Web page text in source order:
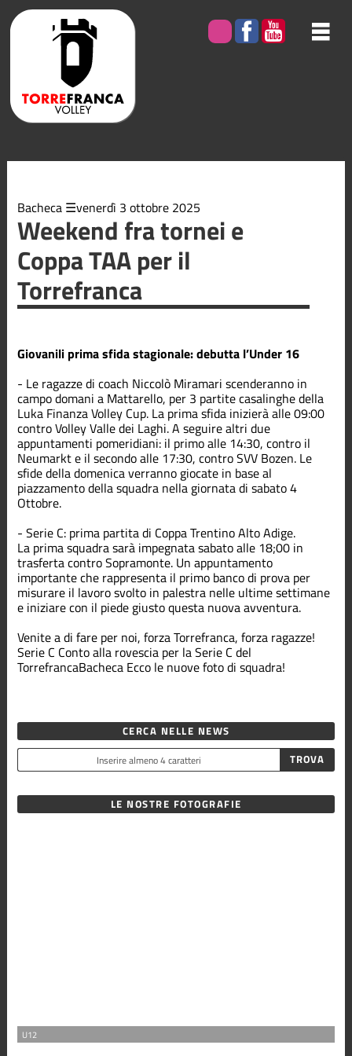
Bacheca venerdì 3 ottobre 2025
Weekend fra tornei e
Coppa TAA per il
Torrefranca
Giovanili prima sfida stagionale: debutta l’Under 16
- Le ragazze di coach Niccolò Miramari scenderanno in
campo domani a Mattarello, per 3 partite casalinghe della
Luka Finanza Volley Cup. La prima sfida inizierà alle 09:00
contro Volley Valle dei Laghi. A seguire altri due
appuntamenti pomeridiani: il primo alle 14:30, contro il
Neumarkt e il secondo alle 17:30, contro SVV Bozen. Le
sfide della domenica verranno giocate in base al
piazzamento della squadra nella giornata di sabato 4
Ottobre.
- Serie C: prima partita di Coppa Trentino Alto Adige.
La prima squadra sarà impegnata sabato alle 18;00 in
trasferta contro Sopramonte. Un appuntamento
importante che rappresenta il primo banco di prova per
misurare il lavoro svolto in palestra nelle ultime settimane
e iniziare con il piede giusto questa nuova avventura.
Venite a di fare per noi, forza Torrefranca, forza ragazze!
Serie C Conto alla rovescia per la Serie C del
TorrefrancaBacheca Ecco le nuove foto di squadra!
degli
argomenti
Bacheca
Minivolley
Serie B2
Serie C
Terza
CERCA NELLE NEWS
LE NOSTRE FOTOGRAFIE
U12